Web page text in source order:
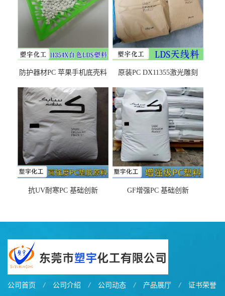
防护器材PC 苹果手机底壳料
之忧
原装PC DX11355激光雕刻
抗UV耐寒PC 基础创新
GF增强PC 基础创新
公司首页 / 公司介绍 / 公司动态 / 产品展厅 / 证书荣誉